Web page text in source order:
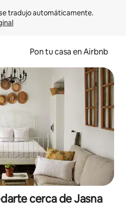
Pon tu casa en Airbnb
cerca de Jasna